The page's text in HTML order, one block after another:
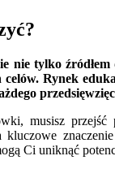
nie tylko
celów. Rynek
musisz
Ci uniknąć